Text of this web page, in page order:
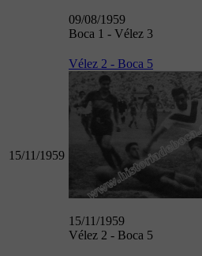
09/08/1959
Boca 1 - Vélez 3
15/11/1959
Vélez 2 - Boca 5
15/11/1959
Vélez 2 - Boca 5